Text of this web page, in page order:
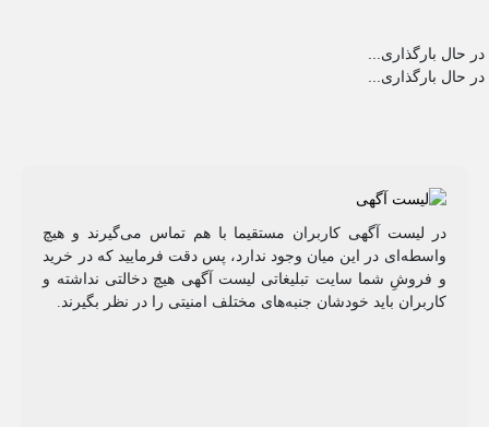
در حال بارگذاری...
در حال بارگذاری...
در لیست آگهی کاربران مستقیما با هم تماس می‌گیرند و هیچ
واسطه‌ای در این میان وجود ندارد، پس دقت فرمایید که در خرید
و فروشِ شما سایت تبلیغاتی لیست آگهی هیچ دخالتی نداشته و
کاربران باید خودشان جنبه‌های مختلف امنیتی را در نظر بگیرند.